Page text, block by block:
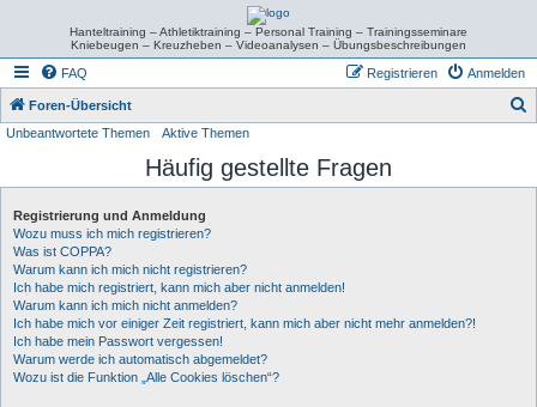
Hanteltraining – Athletiktraining – Personal Training – Trainingsseminare
Kniebeugen – Kreuzheben – Videoanalysen – Übungsbeschreibungen
FAQ Anmelden
Registrieren
Foren-Übersicht
h
Unbeantwortete Themen Aktive Themen
Häufig gestellte Fragen
Registrierung und Anmeldung
Wozu muss ich mich registrieren?
Was ist COPPA?
Warum kann ich mich nicht registrieren?
Ich habe mich registriert, kann mich aber nicht anmelden!
Warum kann ich mich nicht anmelden?
Ich habe mich vor einiger Zeit registriert, kann mich aber nicht mehr anmelden?!
Ich habe mein Passwort vergessen!
Warum werde ich automatisch abgemeldet?
Wozu ist die Funktion „Alle Cookies löschen“?